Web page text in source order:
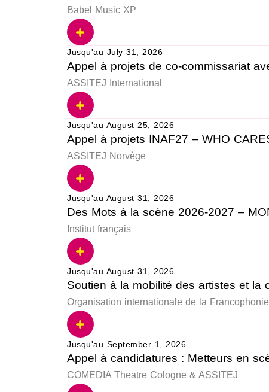
Babel Music XP
Jusqu'au July 31, 2026
Appel à projets de co-commissariat
ASSITEJ International
Jusqu'au August 25, 2026
Appel à projets INAF27 – WHO
ASSITEJ Norvège
Jusqu'au August 31, 2026
Des Mots à la scène 2026-2027 –
Institut français
Jusqu'au August 31, 2026
Soutien à la mobilité des artistes et la
Organisation internationale de la Francophonie
Jusqu'au September 1, 2026
Appel à candidatures : Metteurs en
COMEDIA Theatre Cologne & ASSITEJ